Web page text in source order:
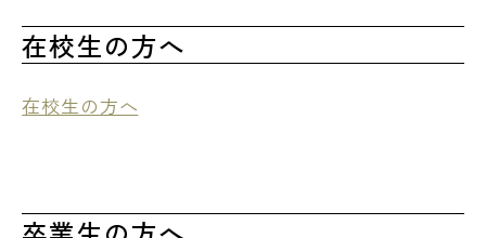
在校生の方へ
在校生の方へ